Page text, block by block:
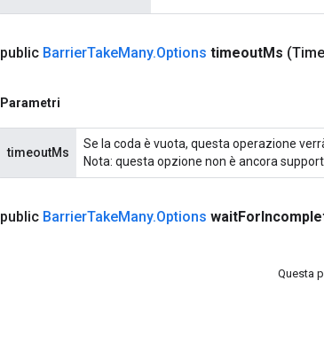
public BarrierTakeMany.Options timeoutMs
Parametri
timeoutMs
Se la coda è vuota, questa operazione
Nota: questa opzione non è ancora
public BarrierTakeMany.Options waitFor
Questa